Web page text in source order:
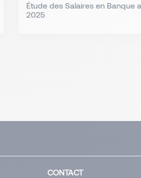
Étude des Salaires en Banque
2025
CONTACT